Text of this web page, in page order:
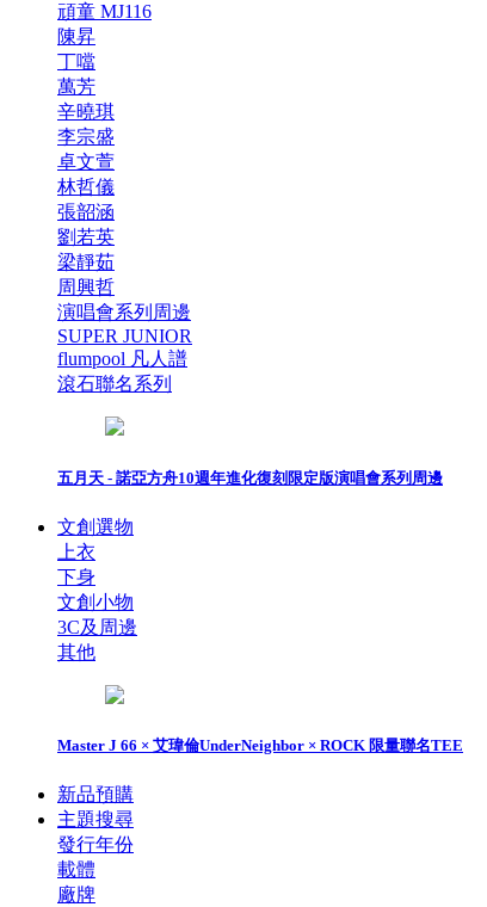
頑童 MJ116
陳昇
丁噹
萬芳
辛曉琪
李宗盛
卓文萱
林哲儀
張韶涵
劉若英
梁靜茹
周興哲
演唱會系列周邊
SUPER JUNIOR
flumpool 凡人譜
滾石聯名系列
五月天 - 諾亞方舟10週年進化復刻限定版演唱會系列周邊
文創選物
上衣
下身
文創小物
3C及周邊
其他
Master J 66 × 艾瑋倫UnderNeighbor × ROCK 限量聯名TEE
新品預購
主題搜尋
發行年份
載體
廠牌